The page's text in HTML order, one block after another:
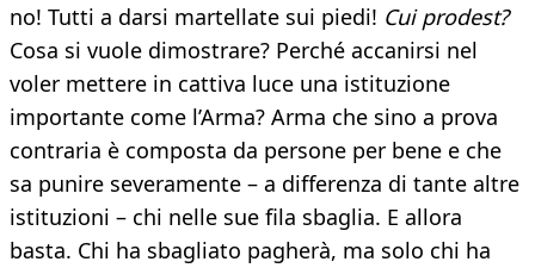
no! Tutti a darsi martellate sui piedi! Cui prodest?
Cosa si vuole dimostrare? Perché accanirsi nel
voler mettere in cattiva luce una istituzione
importante come l’Arma? Arma che sino a prova
contraria è composta da persone per bene e che
sa punire severamente – a differenza di tante altre
istituzioni – chi nelle sue fila sbaglia. E allora
basta. Chi ha sbagliato pagherà, ma solo chi ha